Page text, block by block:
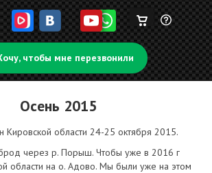
Задать
вопрос
Корзина
пуста
чтобы мне перезвонили
Осень 2015
Кировской области 24-25 октября 2015.
через р. Порыш. Чтобы уже в 2016 г
области на о. Адово. Мы были уже на этом